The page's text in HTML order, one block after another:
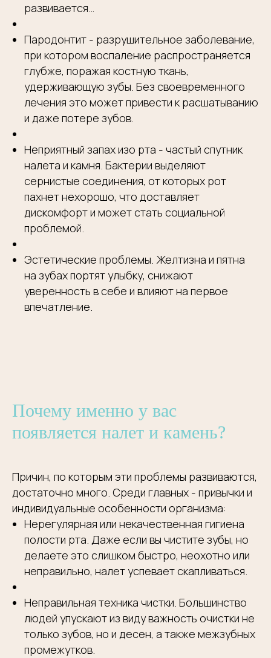
развивается…
Пародонтит - разрушительное заболевание,
при котором воспаление распространяется
глубже, поражая костную ткань,
удерживающую зубы. Без своевременного
лечения это может привести к расшатыванию
и даже потере зубов.
Неприятный запах изо рта - частый спутник
налета и камня. Бактерии выделяют
сернистые соединения, от которых рот
пахнет нехорошо, что доставляет
дискомфорт и может стать социальной
проблемой.
Эстетические проблемы. Желтизна и пятна
на зубах портят улыбку, снижают
уверенность в себе и влияют на первое
впечатление.
Почему именно у вас
появляется налет и камень?
Причин, по которым эти проблемы развиваются,
достаточно много. Среди главных - привычки и
индивидуальные особенности организма:
Нерегулярная или некачественная гигиена
полости рта. Даже если вы чистите зубы, но
делаете это слишком быстро, неохотно или
неправильно, налет успевает скапливаться.
Неправильная техника чистки. Большинство
людей упускают из виду важность очистки не
только зубов, но и десен, а также межзубных
промежутков.